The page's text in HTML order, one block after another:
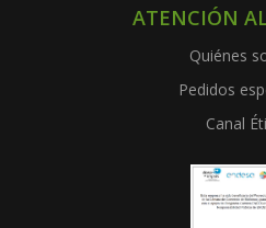
ATENCIÓN
Quiénes
Pedidos
Canal